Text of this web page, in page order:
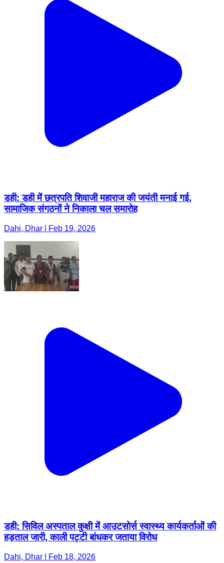
डही: डही में छत्रपति शिवाजी महाराज की जयंती मनाई गई,
सामाजिक संगठनों ने निकाला चल समारोह
Dahi, Dhar | Feb 19, 2026
डही: सिविल अस्पताल कुक्षी में आउटसोर्स स्वास्थ्य कार्यकर्ताओं की
हड़ताल जारी, काली पट्टी बांधकर जताया विरोध
Dahi, Dhar | Feb 18, 2026